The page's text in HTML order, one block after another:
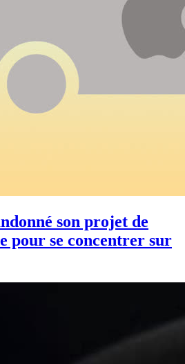
son projet de
pour se concentrer sur